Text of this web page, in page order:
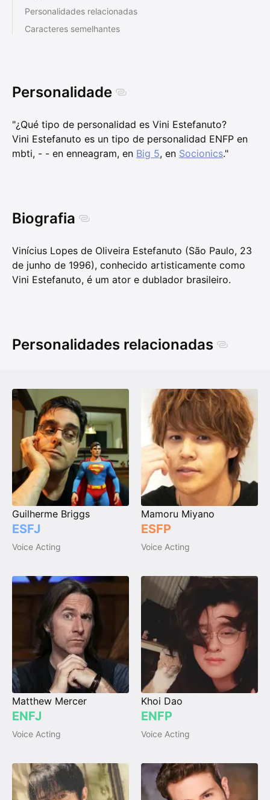
Personalidades relacionadas
Caracteres semelhantes
Personalidade
"¿Qué tipo de personalidad es Vini Estefanuto?
Vini Estefanuto es un tipo de personalidad ENFP en
mbti, - - en enneagram, en Big 5, en Socionics."
Biografia
Vinícius Lopes de Oliveira Estefanuto (São Paulo, 23
de junho de 1996), conhecido artisticamente como
Vini Estefanuto, é um ator e dublador brasileiro.
Personalidades relacionadas
Guilherme Briggs
ESFJ
Voice Acting
Mamoru Miyano
ESFP
Voice Acting
Matthew Mercer
ENFJ
Voice Acting
Khoi Dao
ENFP
Voice Acting